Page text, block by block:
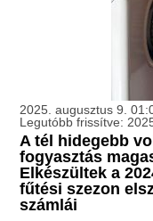
2025. augusztus 9.
Legutóbb frissítve:
A tél hidegebb
fogyasztás
Elkészültek a
fűtési szezon
számlái